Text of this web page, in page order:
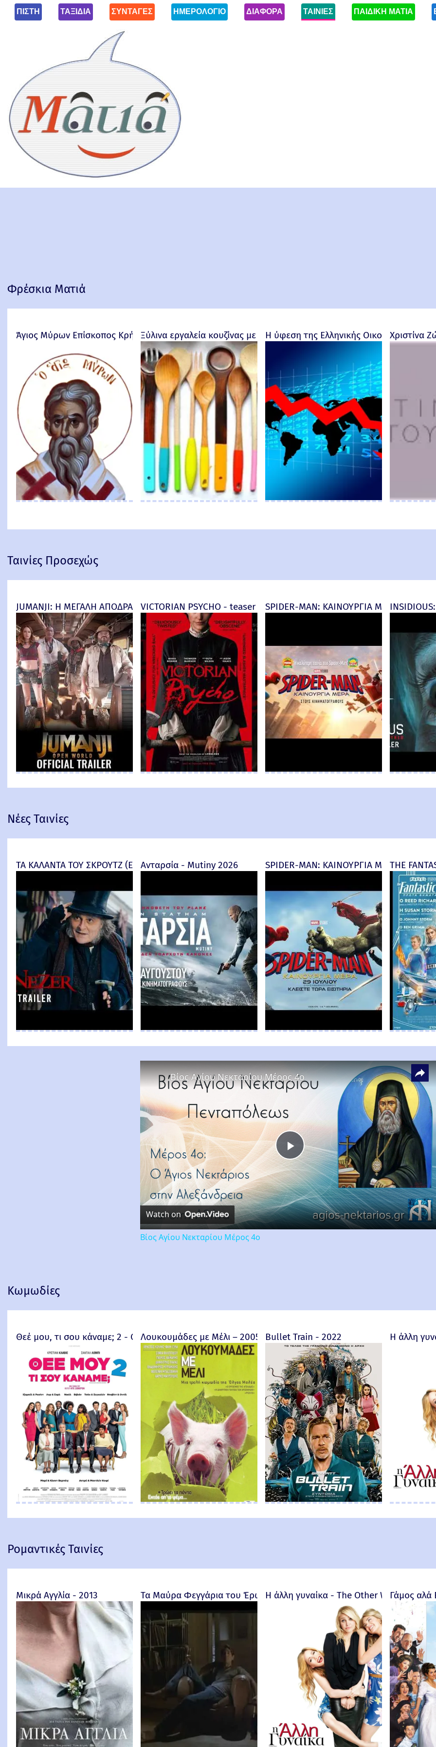
ΠΙΣΤΗ ΤΑΞΙΔΙΑ ΣΥΝΤΑΓΕΣ ΗΜΕΡΟΛΟΓΙΟ ΔΙΑΦΟΡΑ ΤΑΙΝΙΕΣ ΠΑΙΔΙΚΗ ΜΑΤΙΑ
Φρέσκια Ματιά
Άγιος Μύρων Επίσκοπος ΚρήτηςΞύλινα εργαλεία κουζίνας με προσωπικότηταΗ ύφεση της Ελληνικής Οικονομίας -
Χριστίνα
Ταινίες Προσεχώς
JUMANJI: Η ΜΕΓΑΛΗ ΑΠΟΔΡΑΣΗ (Jumanji: Open World) - official (μεταγλ)
VICTORIAN PSYCHO - teaser SPIDER-MAN: ΚΑΙΝΟΥΡΓΙΑ ΜΕΡΑ
Νέες Ταινίες
ΤΑ ΚΑΛΑΝΤΑ ΤΟΥ ΣΚΡΟΥΤΖ (Ebenezer) -Ανταρσία - Mutiny 2026 SPIDER-MAN: ΚΑΙΝΟΥΡΓΙΑ ΜΕΡΑTHE
×
Play
Video
Βίος Αγίου Νεκταρίου Μέρος 4ο
Watch on
Βίος Αγίου Νεκταρίου Μέρος 4ο
Κωμωδίες
Θεέ μου, τι σου κάναμε; 2 - Qu'est-ce qu'on a encore fait au Bon Dieu? - Trailer 2019 (Greek subs)
Λουκουμάδες με Μέλι – 2005 Bullet Train - 2022 Η άλλη
Ρομαντικές Ταινίες
Μικρά Αγγλία - 2013 Τα Μαύρα Φεγγάρια του Έρωτα - Bitter Moon – 1992
Η άλλη γυναίκα - The Other Woman –
Γάμος αλά